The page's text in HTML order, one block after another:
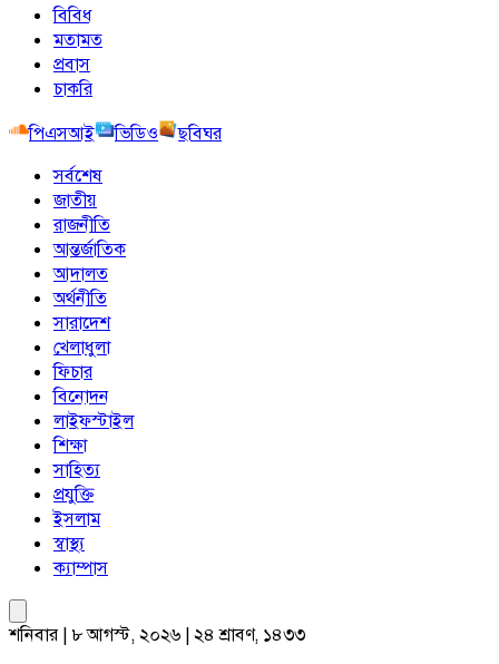
বিবিধ
মতামত
প্রবাস
চাকরি
পিএসআই
ভিডিও
ছবিঘর
সর্বশেষ
জাতীয়
রাজনীতি
আন্তর্জাতিক
আদালত
অর্থনীতি
সারাদেশ
খেলাধুলা
ফিচার
বিনোদন
লাইফস্টাইল
শিক্ষা
সাহিত্য
প্রযুক্তি
ইসলাম
স্বাস্থ্য
ক্যাম্পাস
শনিবার | ৮ আগস্ট, ২০২৬ | ২৪ শ্রাবণ, ১৪৩৩